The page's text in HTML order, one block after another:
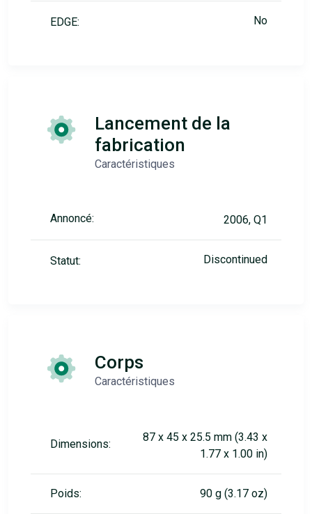
EDGE: No
Lancement de la
fabrication
Caractéristiques
Annoncé: 2006, Q1
Statut: Discontinued
Corps
Caractéristiques
Dimensions:
87 x 45 x 25.5 mm (3.43 x
1.77 x 1.00 in)
Poids: 90 g (3.17 oz)